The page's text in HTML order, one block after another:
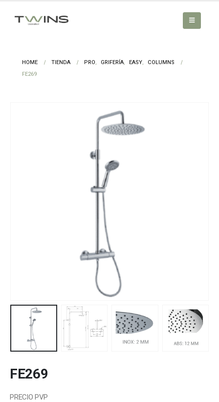
HOME TIENDA PRO, GRIFERÍA, EASY,
COLUMNS
FE269
FE269
PRECIO PVP